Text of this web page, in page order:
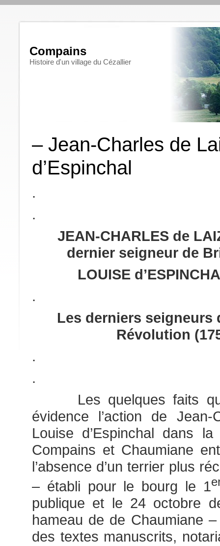
Compains
Histoire d'un village du Cézallier
– Jean-Charles de
d’Espinchal
.
.
JEAN-CHARLES de
dernier seigneur de
LOUISE
.
Les derniers seigneurs
Révolution
.
.
Les quelques faits qui
évidence l’action de
Louise d’Espinchal dans
Compains et Chaumiane
l’absence d’un terrier plus
– établi pour le bourg le 1
publique et le 24 octobre
hameau de de Chaumiane
des textes manuscrits,